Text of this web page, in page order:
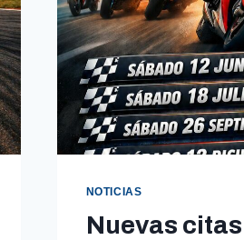
NOTICIAS
Nuevas